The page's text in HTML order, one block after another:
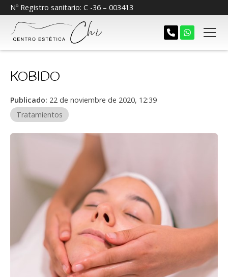
Nº Registro sanitario: C -36 – 003413
KOBIDO
Publicado: 22 de noviembre de 2020, 12:39
Tratamientos